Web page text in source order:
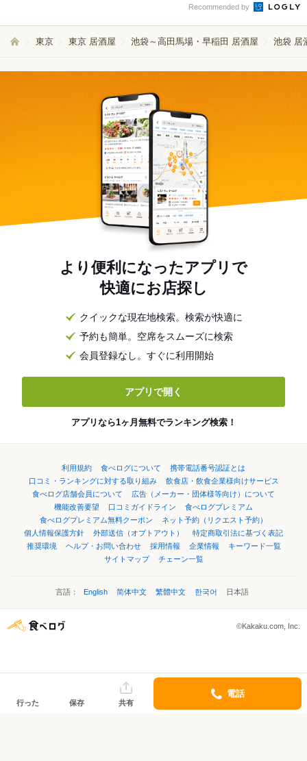
Recommended by
東京 東京 居酒屋 池袋～高田馬場・早稲田 居酒屋 池袋 居
より便利になったアプリで
快適にお店探し
クイックな現在地検索。検索が快適に
予約も簡単。空席をスムーズに検索
会員登録なし。すぐに利用開始
アプリで開く
アプリなら1ヶ月無料でランキング検索！
利用規約 食べログについて
携帯電話番号認証とは
口コミ・ランキングに対する取り組み
飲食店・飲食企業様向けサービス
食べログ店舗会員について
広告（メーカー・団体様等向け）について
機能改善要望
口コミガイドライン
食べログプレミアム
食べログプレミアム無料クーポン
ネット予約（リクエスト予約）
個人情報保護方針
外部送信（オプトアウト）
特定商取引法に基づく表記
推奨環境
ヘルプ・お問い合わせ 採用情報 企業情報
キーワード一覧
サイトマップ
チェーン一覧
言語： English 简体中文 繁體中文 한국어 日本語
©Kakaku.com, Inc.
行った 保存 共有
電話